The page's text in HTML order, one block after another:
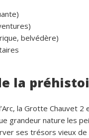
belvédère)
la
la Grotte Chauvet 2
grandeur nature les
ses trésors vieux de